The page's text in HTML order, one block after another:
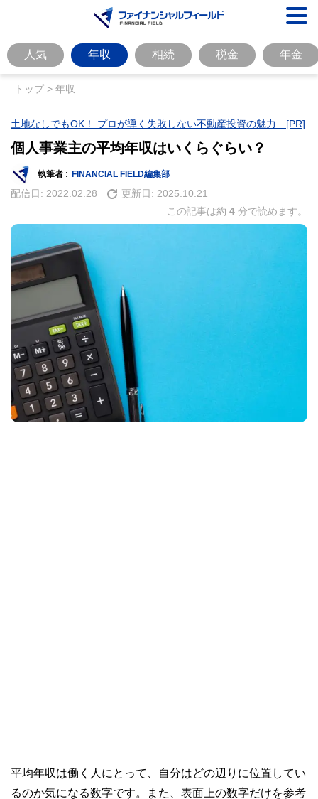
人気 年収 相続 税金 年金
トップ> 年収
土地なしでもOK！ プロが導く失敗しない不動産投資の魅力 [PR]
個人事業主の平均年収はいくらぐらい？
執筆者 : FINANCIAL FIELD編集部
配信日: 2022.02.28 更新日: 2025.10.21
この記事は約 4 分で読めます。
平均年収は働く人にとって、自分はどの辺りに位置してい
るのか気になる数字です。また、表面上の数字だけを参考